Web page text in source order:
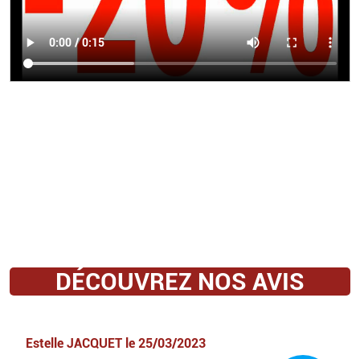
DÉCOUVREZ NOS AVIS
Estelle JACQUET le 25/03/2023